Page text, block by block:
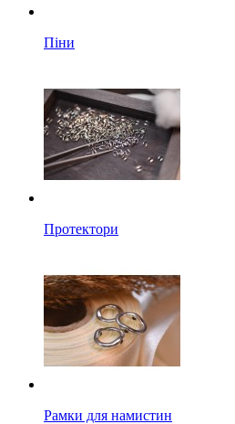
Піни
Протектори
Рамки для намистин